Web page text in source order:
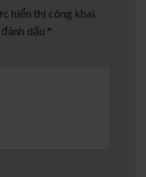
hiển thị công khai.
dấu *